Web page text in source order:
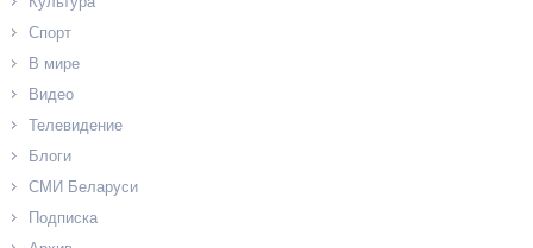
Спорт
В мире
Видео
Телевидение
Блоги
СМИ Беларуси
Подписка